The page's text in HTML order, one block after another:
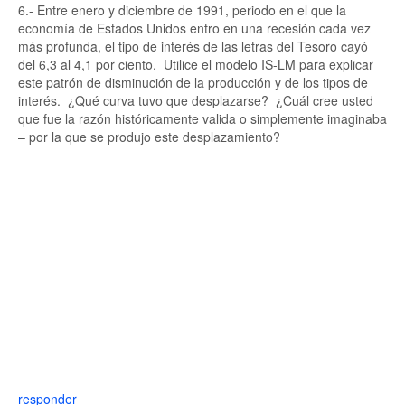
6.- Entre enero y diciembre de 1991, periodo en el que la
economía de Estados Unidos entro en una recesión cada vez
más profunda, el tipo de interés de las letras del Tesoro cayó
del 6,3 al 4,1 por ciento. Utilice el modelo IS-LM para explicar
este patrón de disminución de la producción y de los tipos de
interés. ¿Qué curva tuvo que desplazarse? ¿Cuál cree usted
que fue la razón históricamente valida o simplemente imaginaba
– por la que se produjo este desplazamiento?
responder